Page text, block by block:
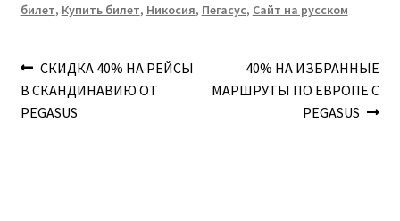
билет, Купить билет, Никосия, Пегасус, Сайт на русском
Навигация
по
Предыдущая
запись:
СКИДКА 40% НА РЕЙСЫ
В СКАНДИНАВИЮ ОТ
PEGASUS
Следующая
запись:
40% НА ИЗБРАННЫЕ
МАРШРУТЫ ПО ЕВРОПЕ С
PEGASUS